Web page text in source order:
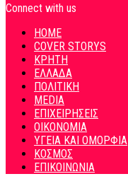
Connect with us
HOME
COVER STORYS
ΚΡΗΤΗ
ΕΛΛΑΔΑ
ΠΟΛΙΤΙΚΗ
MEDIA
ΕΠΙΧΕΙΡΗΣΕΙΣ
ΟΙΚΟΝΟΜΙΑ
ΥΓΕΙΑ ΚΑΙ ΟΜΟΡΦΙΑ
ΚΟΣΜΟΣ
ΕΠΙΚΟΙΝΩΝΙΑ